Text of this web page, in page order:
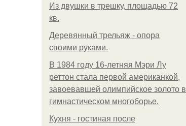
Из двушки в трешку, площадью 72
кв.
Деревянный трельяж - опора
своими руками.
В 1984 году 16-летняя Мэри Лу
реттон стала первой американкой,
завоевавшей олимпийское золото в
гимнастическом многоборье.
Кухня - гостиная после